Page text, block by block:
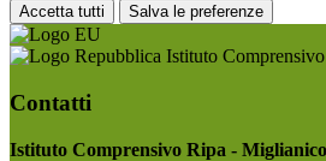
Accetta tutti Salva le preferenze
Istituto
Contatti
Istituto Comprensivo Ripa - Miglianico